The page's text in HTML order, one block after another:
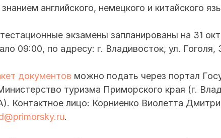
английского, немецкого и китайского
экзамены запланированы на 31
09:00, по адресу: г. Владивосток, ул. Гоголя,
документов можно подать через портал
туризма Приморского края (г.
Контактное лицо: Корниенко Виолетта
.